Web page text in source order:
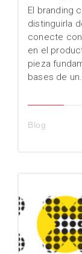
El branding
distinguirla
conecte
en el
pieza
bases de
Blog